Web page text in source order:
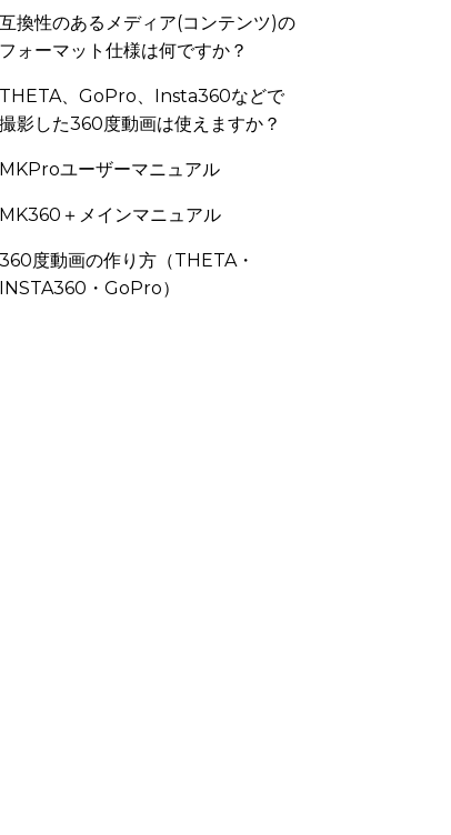
互換性のあるメディア(コンテンツ)の
フォーマット仕様は何ですか？
THETA、GoPro、Insta360などで
撮影した360度動画は使えますか？
MKProユーザーマニュアル
MK360＋メインマニュアル
360度動画の作り方（THETA・
INSTA360・GoPro）